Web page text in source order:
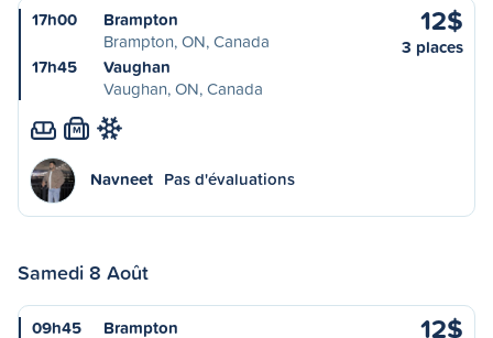
17h00
Brampton
Brampton, ON, Canada
17h45
Vaughan
Vaughan, ON, Canada
12$
3 places
M
Navneet Pas d'évaluations
Samedi 8 Août
09h45
Brampton
12$